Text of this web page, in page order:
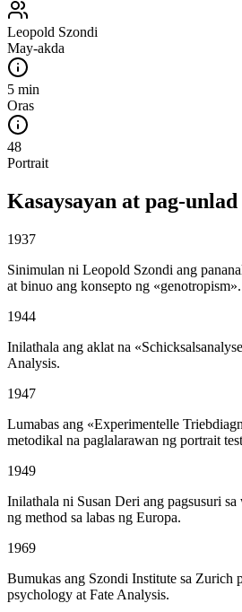
Leopold Szondi
May-akda
5 min
Oras
48
Portrait
Kasaysayan at pag-unlad
1937
Sinimulan ni Leopold Szondi ang
at binuo ang konsepto ng «genotropism».
1944
Inilathala ang aklat na
Analysis.
1947
Lumabas ang «Experimentelle
metodikal na paglalarawan ng portrait
1949
Inilathala ni Susan Deri ang pagsusuri
ng method sa labas ng Europa.
1969
Bumukas ang Szondi Institute sa Zurich
psychology at Fate Analysis.